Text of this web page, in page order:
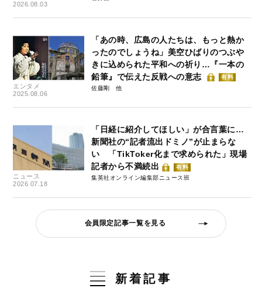
2026.08.03
エンタメ
2025.08.06
「あの時、広島の人たちは、もっと熱か
ったのでしょうね」美空ひばりのつぶや
きに込められた平和への祈り…『一本の
鉛筆』で伝えた反戦への意志
有料
佐藤剛
ニュース
2026.07.18
「日経に紹介してほしい」が合言葉に…
新聞社の“記者流出ドミノ”が止まらな
い 「TikToker化まで求められた」現場
記者から不満続出
有料
集英社オンライン編集部ニュース班
会員限定記事一覧を見る
新着記事